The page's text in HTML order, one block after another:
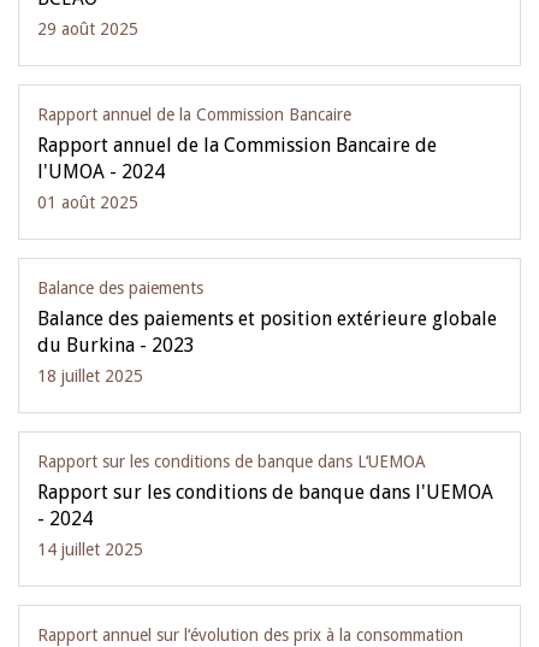
29 août 2025
Rapport annuel de la Commission Bancaire
Rapport annuel de la Commission Bancaire de
l'UMOA - 2024
01 août 2025
Balance des paiements
Balance des paiements et position extérieure globale
du Burkina - 2023
18 juillet 2025
Rapport sur les conditions de banque dans L‘UEMOA
Rapport sur les conditions de banque dans l'UEMOA
- 2024
14 juillet 2025
Rapport annuel sur l‘évolution des prix à la consommation